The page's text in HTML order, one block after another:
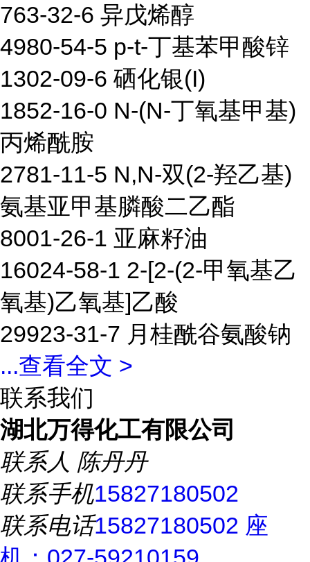
763-32-6 异戊烯醇
4980-54-5 p-t-丁基苯甲酸锌
1302-09-6 硒化银(I)
1852-16-0 N-(N-丁氧基甲基)
丙烯酰胺
2781-11-5 N,N-双(2-羟乙基)
氨基亚甲基膦酸二乙酯
8001-26-1 亚麻籽油
16024-58-1 2-[2-(2-甲氧基乙
氧基)乙氧基]乙酸
29923-31-7 月桂酰谷氨酸钠
...查看全文 >
联系我们
湖北万得化工有限公司
联系人 陈丹丹
联系手机15827180502
联系电话15827180502 座